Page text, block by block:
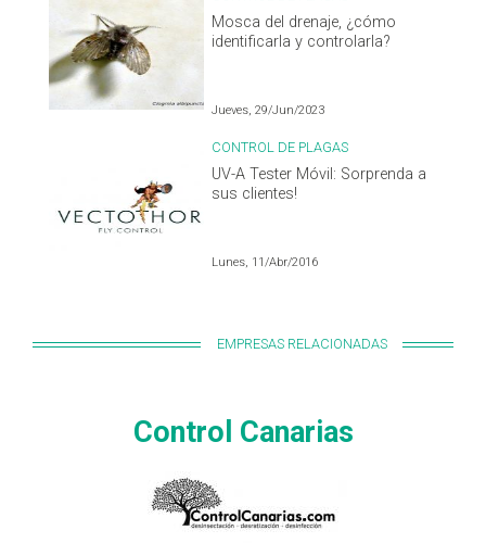
Mosca del drenaje, ¿cómo
identificarla y controlarla?
Jueves, 29/Jun/2023
CONTROL DE PLAGAS
UV-A Tester Móvil: Sorprenda a
sus clientes!
Lunes, 11/Abr/2016
EMPRESAS RELACIONADAS
Control Canarias